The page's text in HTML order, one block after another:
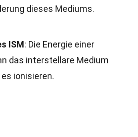
dieses Mediums.
ISM: Die Energie einer
das interstellare Medium
ionisieren.